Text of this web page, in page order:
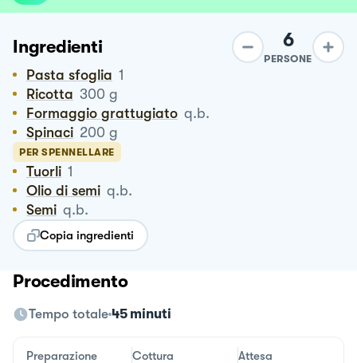
Ingredienti 6
PERSONE
Pasta sfoglia 1
Ricotta 300 g
Formaggio grattugiato q.b.
Spinaci 200 g
PER SPENNELLARE
Tuorli 1
Olio di semi q.b.
Semi q.b.
Copia ingredienti
Procedimento
Tempo totale 45 minuti
Preparazione Cottura Attesa